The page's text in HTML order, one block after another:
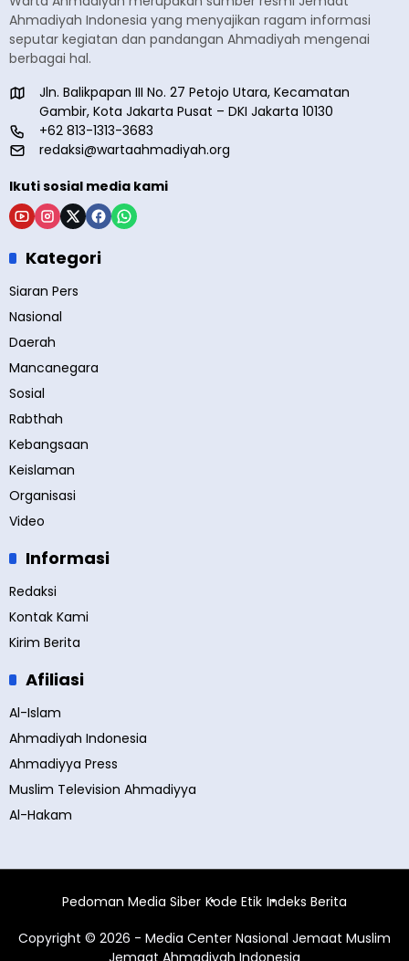
Ahmadiyah Indonesia yang menyajikan ragam informasi
seputar kegiatan dan pandangan Ahmadiyah mengenai
berbagai hal.
Jln. Balikpapan III No. 27 Petojo Utara, Kecamatan
Gambir, Kota Jakarta Pusat – DKI Jakarta 10130
+62 813-1313-3683
redaksi@wartaahmadiyah.org
Ikuti sosial media kami
Kategori
Siaran Pers
Nasional
Daerah
Mancanegara
Sosial
Rabthah
Kebangsaan
Keislaman
Organisasi
Video
Informasi
Redaksi
Kontak Kami
Kirim Berita
Afiliasi
Al-Islam
Ahmadiyah Indonesia
Ahmadiyya Press
Muslim Television Ahmadiyya
Al-Hakam
Pedoman Media Siber Kode Etik Indeks Berita
Copyright © 2026 - Media Center Nasional Jemaat Muslim
Jemaat Ahmadiyah Indonesia